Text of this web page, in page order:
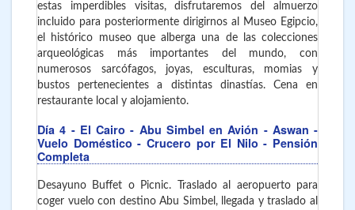
estas imperdibles visitas, disfrutaremos del almuerzo
incluido para posteriormente dirigirnos al Museo Egipcio,
el histórico museo que alberga una de las colecciones
arqueológicas más importantes del mundo, con
numerosos sarcófagos, joyas, esculturas, momias y
bustos pertenecientes a distintas dinastías. Cena en
restaurante local y alojamiento.
Día 4 - El Cairo - Abu Simbel en Avión - Aswan -
Vuelo Doméstico - Crucero por El Nilo - Pensión
Completa
Desayuno Buffet o Picnic. Traslado al aeropuerto para
coger vuelo con destino Abu Simbel, llegada y traslado al